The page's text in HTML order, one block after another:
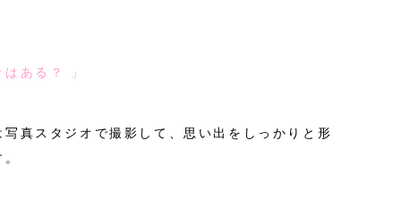
ある？ 」
真スタジオで撮影して、思い出をしっかりと形